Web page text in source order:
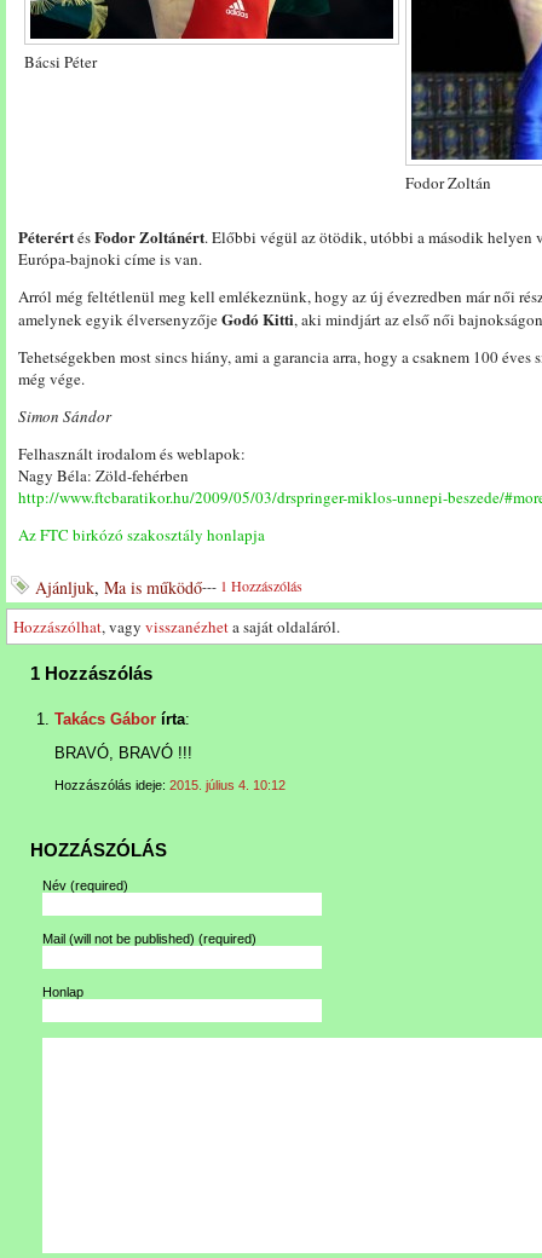
Bácsi Péter
Fodor Zoltán
PéterértésFodor Zoltánért. Előbbi végül az ötödik, utóbbi a második helyen
Európa-bajnoki címe is van.
Arról még feltétlenül meg kell emlékeznünk, hogy az új évezredben már női
amelynek egyik élversenyzőjeGodó Kitti, aki mindjárt az első női
Tehetségekben most sincs hiány, ami a garancia arra, hogy a csaknem 100
még vége.
Simon Sándor
Felhasznált irodalom és weblapok:
Nagy Béla: Zöld-fehérben
http://www.ftcbaratikor.hu/2009/05/03/drspringer-miklos-unnepi-beszede/
Az FTC birkózó szakosztály honlapja
Ajánljuk, Ma is működő--- 1 Hozzászólás
Hozzászólhat, vagy visszanézheta saját oldaláról.
1 Hozzászólás
Takács Gábor írta:
BRAVÓ, BRAVÓ !!!
Hozzászólás ideje: 2015. július 4. 10:12
HOZZÁSZÓLÁS
Név (required)
Mail (will not be published) (required)
Honlap